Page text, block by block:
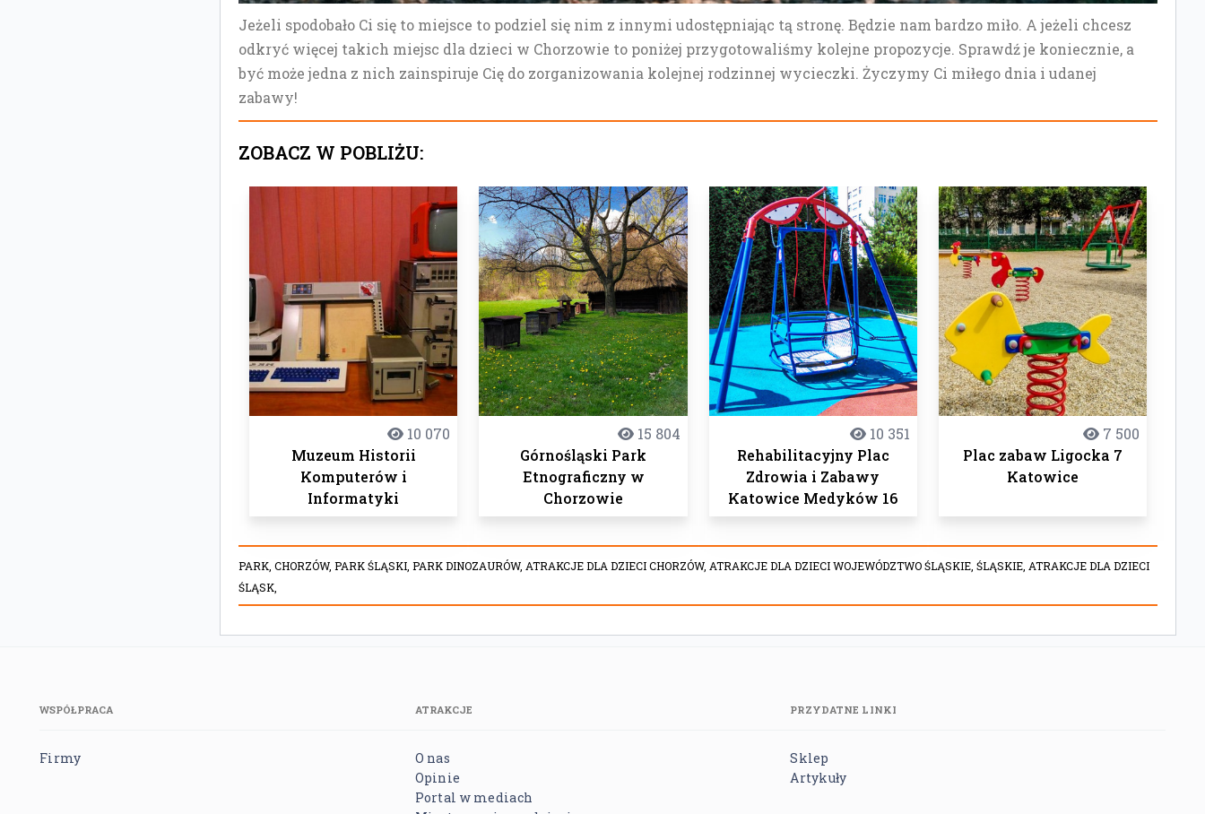
Jeżeli spodobało Ci się to miejsce to podziel się nim z innymi udostępniając tą stronę. Będzie nam bardzo miło. A jeżeli chcesz
odkryć więcej takich miejsc dla dzieci w Chorzowie to poniżej przygotowaliśmy kolejne propozycje. Sprawdź je koniecznie, a
być może jedna z nich zainspiruje Cię do zorganizowania kolejnej rodzinnej wycieczki. Życzymy Ci miłego dnia i udanej
zabawy!
ZOBACZ W POBLIŻU:
10 070
Muzeum Historii
Komputerów i
Informatyki
15 804
Górnośląski Park
Etnograficzny w
Chorzowie
10 351
Rehabilitacyjny Plac
Zdrowia i Zabawy
Katowice Medyków 16
7 500
Plac zabaw Ligocka 7
Katowice
PARK,CHORZÓW,PARK ŚLĄSKI,PARK DINOZAURÓW, ATRAKCJE DLA DZIECI CHORZÓW, ATRAKCJE DLA DZIECI WOJEWÓDZTWO ŚLĄSKIE,ŚLĄSKIE, ATRAKCJE DLA DZIECI
ŚLĄSK,
WSPÓŁPRACA
Firmy
ATRAKCJE
O nas
Opinie
Portal w mediach
PRZYDATNE LINKI
Sklep
Artykuły